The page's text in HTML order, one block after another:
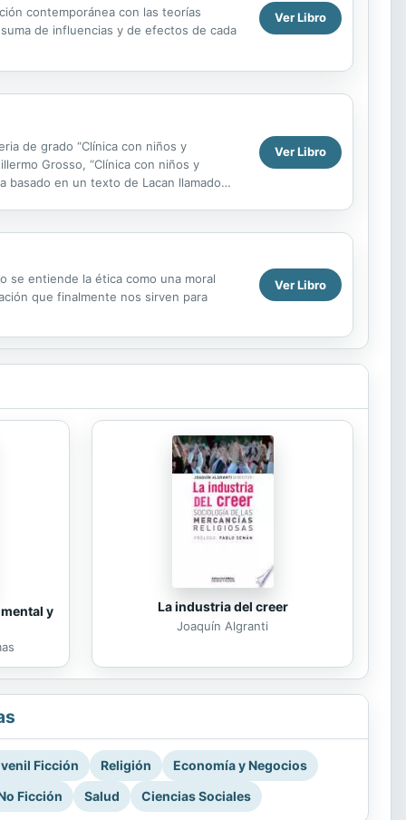
contemporánea con las teorías
de influencias y de efectos de cada
Ver Libro
de grado “Clínica con niños y
Grosso, “Clínica con niños y
basado en un texto de Lacan llamado
Ver Libro
se entiende la ética como una moral
que finalmente nos sirven para
Ver Libro
y La industria del creer
Joaquín Algranti
Ficción Religión
Economía y Negocios
Ficción
Salud Ciencias Sociales